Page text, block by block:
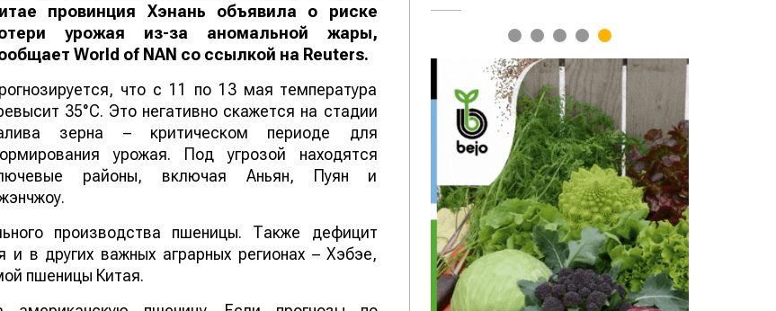
провинция Хэнань объявила о риске
урожая из-за аномальной жары,
World of NAN со ссылкой на Reuters.
что с 11 по 13 мая температура
35°C. Это негативно скажется на стадии
зерна – критическом периоде для
урожая. Под угрозой находятся
районы, включая Аньян, Пуян и
производства пшеницы. Также дефицит
в других важных аграрных регионах – Хэбэе,
пшеницы Китая.
1 2 3 4 5